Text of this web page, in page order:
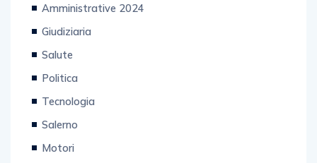
Amministrative 2024
Giudiziaria
Salute
Politica
Tecnologia
Salerno
Motori